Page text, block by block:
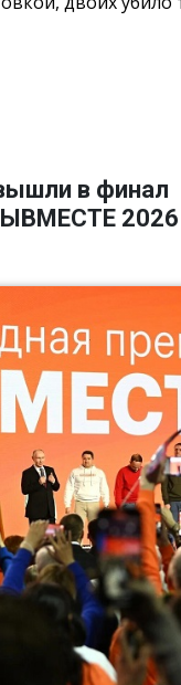
в финал
2026